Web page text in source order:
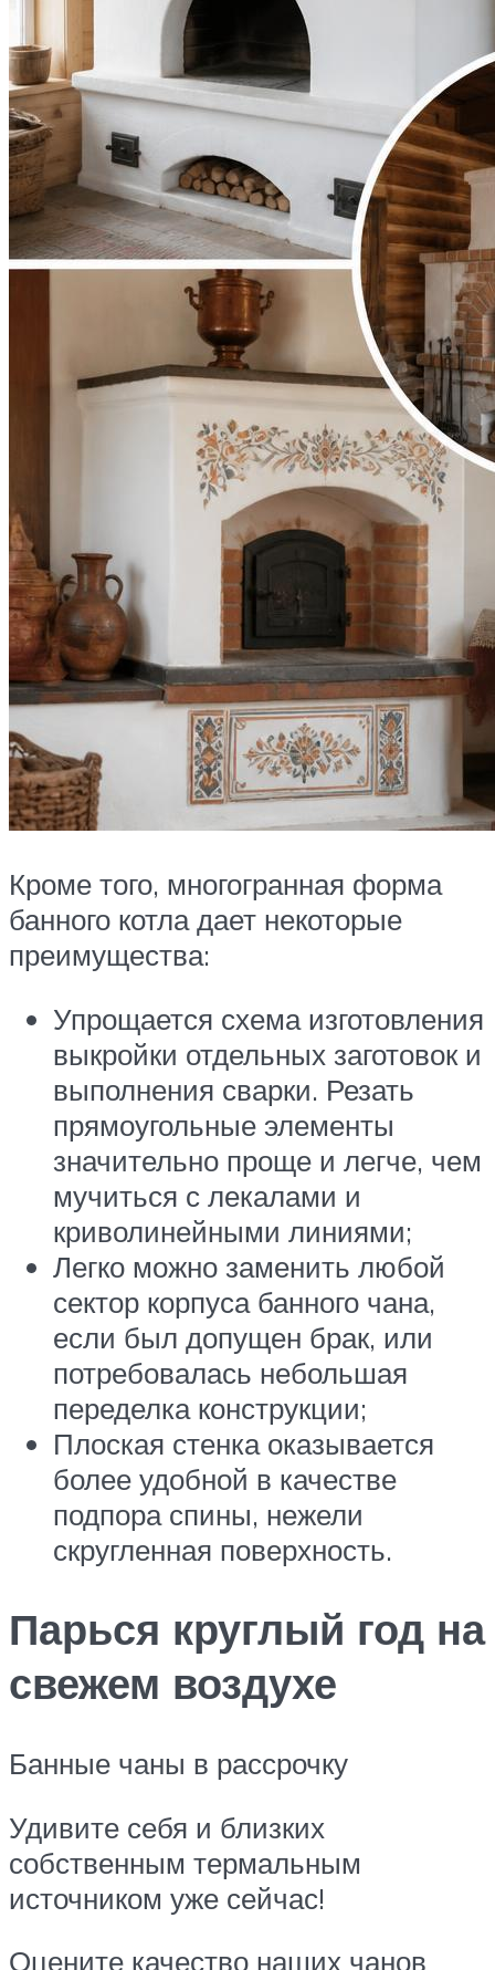
Кроме того, многогранная форма
банного котла дает некоторые
преимущества:
Упрощается схема изготовления
выкройки отдельных заготовок и
выполнения сварки. Резать
прямоугольные элементы
значительно проще и легче, чем
мучиться с лекалами и
криволинейными линиями;
Легко можно заменить любой
сектор корпуса банного чана,
если был допущен брак, или
потребовалась небольшая
переделка конструкции;
Плоская стенка оказывается
более удобной в качестве
подпора спины, нежели
скругленная поверхность.
Парься круглый год на
свежем воздухе
Банные чаны в рассрочку
Удивите себя и близких
собственным термальным
источником уже сейчас!
Оцените качество наших чанов